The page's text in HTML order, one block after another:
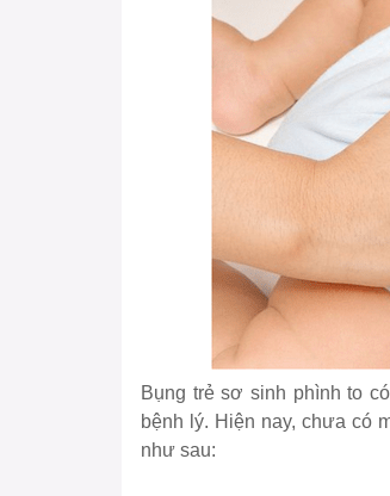
Bụng trẻ sơ sinh phình to
bệnh lý. Hiện nay, chưa có
như sau: